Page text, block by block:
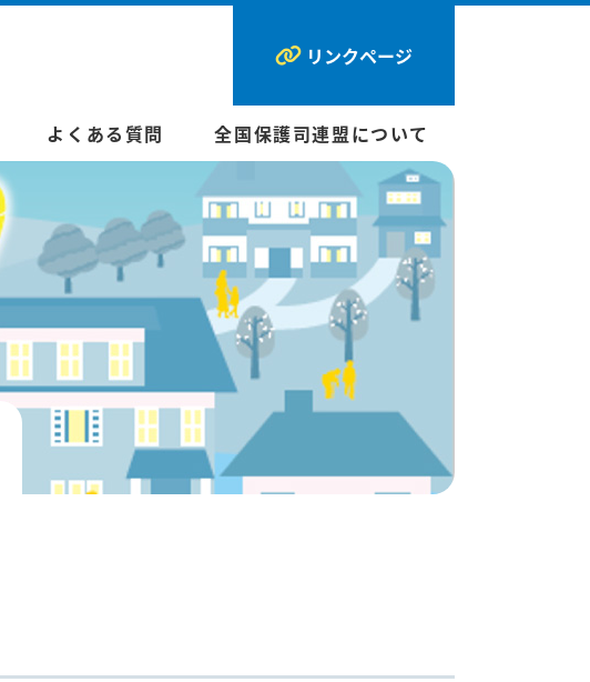
リンクページ
よくある質問 全国保護司連盟について